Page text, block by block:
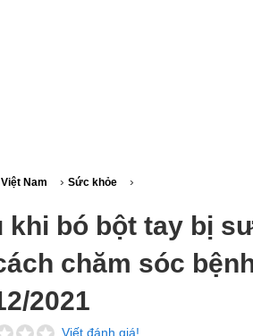
Nam › Sức khỏe ›
khi bó bột tay bị
chăm sóc
2021
Viết đánh giá!